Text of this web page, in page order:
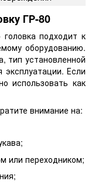
ГР-80
подходит к
оборудованию.
тип установленной
эксплуатации. Если
использовать как
внимание на:
или переходником;